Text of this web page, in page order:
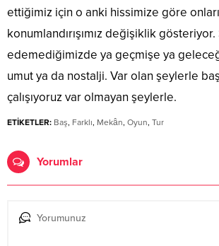
ettiğimiz için o anki hissimize göre onları
konumlandırışımız değişiklik
edemediğimizde ya geçmişe ya
umut ya da nostalji. Var olan şeylerle
çalışıyoruz var olmayan şeylerle.
ETİKETLER: Baş, Farklı, Mekân, Oyun, Tur
Yorumlar